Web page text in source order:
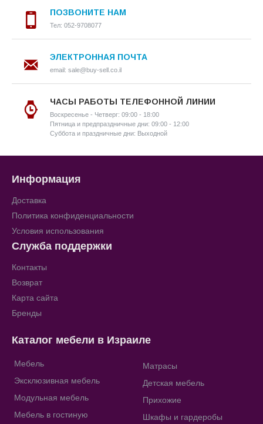
ПОЗВОНИТЕ НАМ
Тел: 052-9708077
ЭЛЕКТРОННАЯ ПОЧТА
email: sale@buy-sell.co.il
ЧАСЫ РАБОТЫ ТЕЛЕФОННОЙ ЛИНИИ
Воскресенье - Четверг: 09:00 - 18:00
Пятница и предпраздничные дни: 09:00 - 12:00
Суббота и праздничные дни: Выходной
Информация
Доставка
Политика конфиденциальности
Условия использования
Служба поддержки
Контакты
Возврат
Карта сайта
Бренды
Каталог мебели в Израиле
Мебель
Эксклюзивная мебель
Модульная мебель
Мебель в гостиную
Матрасы
Детская мебель
Прихожие
Шкафы и гардеробы